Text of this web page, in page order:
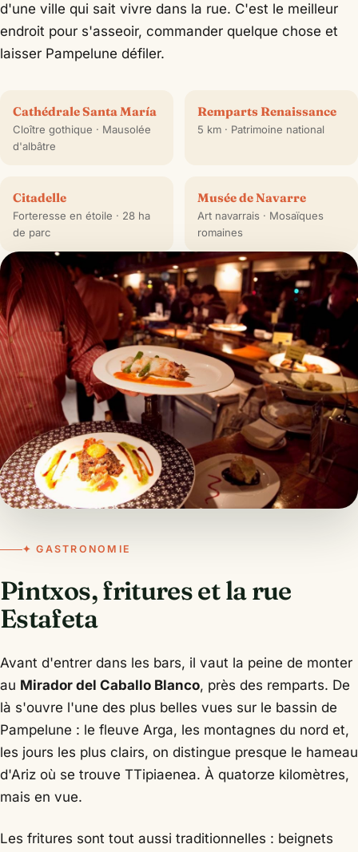
d'une ville qui sait vivre dans la rue. C'est le meilleur
endroit pour s'asseoir, commander quelque chose et
laisser Pampelune défiler.
Cathédrale Santa María
Cloître gothique · Mausolée
d'albâtre
Remparts Renaissance
5 km · Patrimoine national
Citadelle
Forteresse en étoile · 28 ha
de parc
Musée de Navarre
Art navarrais · Mosaïques
romaines
✦ GASTRONOMIE
Pintxos, fritures et la rue
Estafeta
Avant d'entrer dans les bars, il vaut la peine de monter
au Mirador del Caballo Blanco, près des remparts. De
là s'ouvre l'une des plus belles vues sur le bassin de
Pampelune : le fleuve Arga, les montagnes du nord et,
les jours les plus clairs, on distingue presque le hameau
d'Ariz où se trouve TTipiaenea. À quatorze kilomètres,
mais en vue.
Les fritures sont tout aussi traditionnelles : beignets